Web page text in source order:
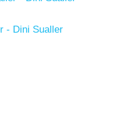
- Dini Sualler